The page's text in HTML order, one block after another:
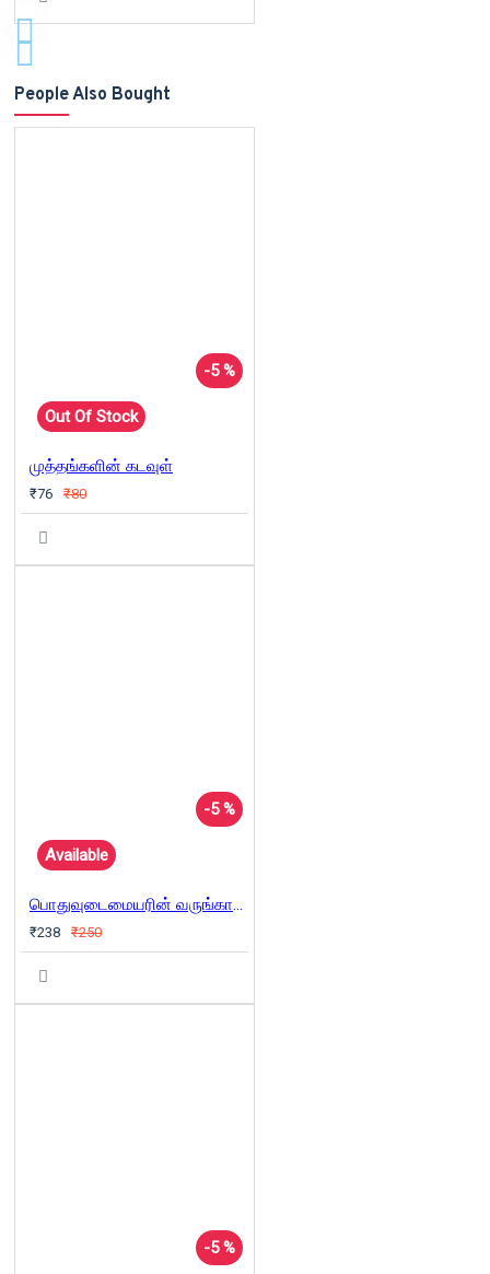
People Also Bought
-5 %
Out Of Stock
முத்தங்களின் கடவுள்
₹76 ₹80
-5 %
Available
பொதுவுடைமையரின் வருங்காலம்?
₹238 ₹250
-5 %